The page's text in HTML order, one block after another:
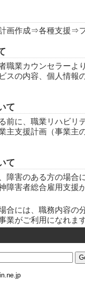
画作成⇒各種支援⇒
職業カウンセラーよ
スの内容、個人情報
て
前に、職業リハビリ
主支援計画（事業主
て
障害のある方の場合
障害者総合雇用支援
合には、職務内容の
業がご利用になれま